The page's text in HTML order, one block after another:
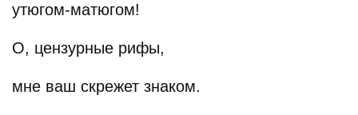
утюгом-матюгом!
О, цензурные рифы,
мне ваш скрежет знаком.